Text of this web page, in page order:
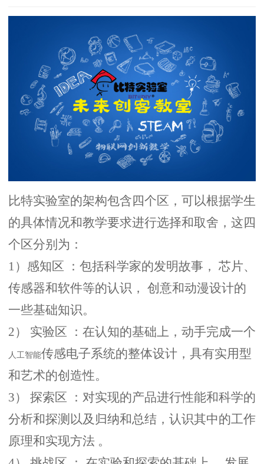
比特实验室的架构包含四个区，可以根据学生
的具体情况和教学要求进行选择和取舍，这四
个区分别为：
1）感知区 ：包括科学家的发明故事， 芯片、
传感器和软件等的认识， 创意和动漫设计的
一些基础知识。
2） 实验区 ：在认知的基础上，动手完成一个
人工智能传感电子系统的整体设计，具有实用型
和艺术的创造性。
3） 探索区 ：对实现的产品进行性能和科学的
分析和探测以及归纳和总结，认识其中的工作
原理和实现方法 。